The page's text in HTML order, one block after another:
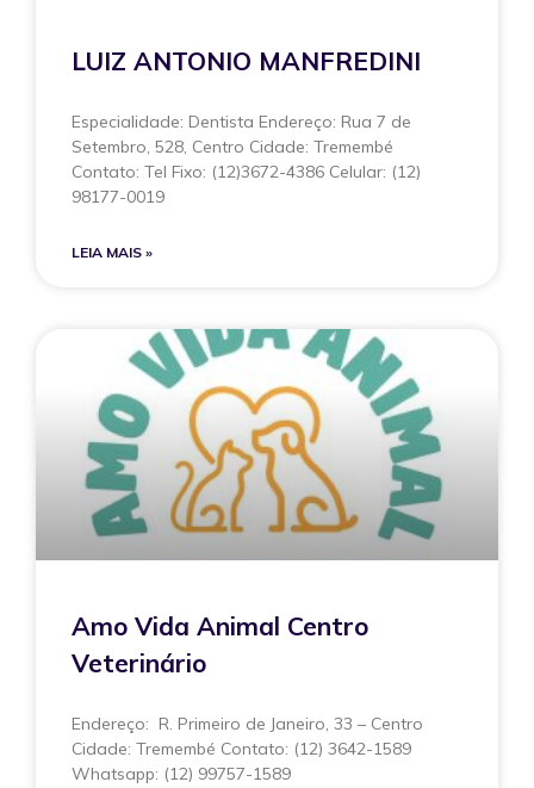
LUIZ ANTONIO MANFREDINI
Especialidade: Dentista Endereço: Rua 7 de
Setembro, 528, Centro Cidade: Tremembé
Contato: Tel Fixo: (12)3672-4386 Celular: (12)
98177-0019
LEIA MAIS »
Amo Vida Animal Centro
Veterinário
Endereço: R. Primeiro de Janeiro, 33 – Centro
Cidade: Tremembé Contato: (12) 3642-1589
Whatsapp: (12) 99757-1589